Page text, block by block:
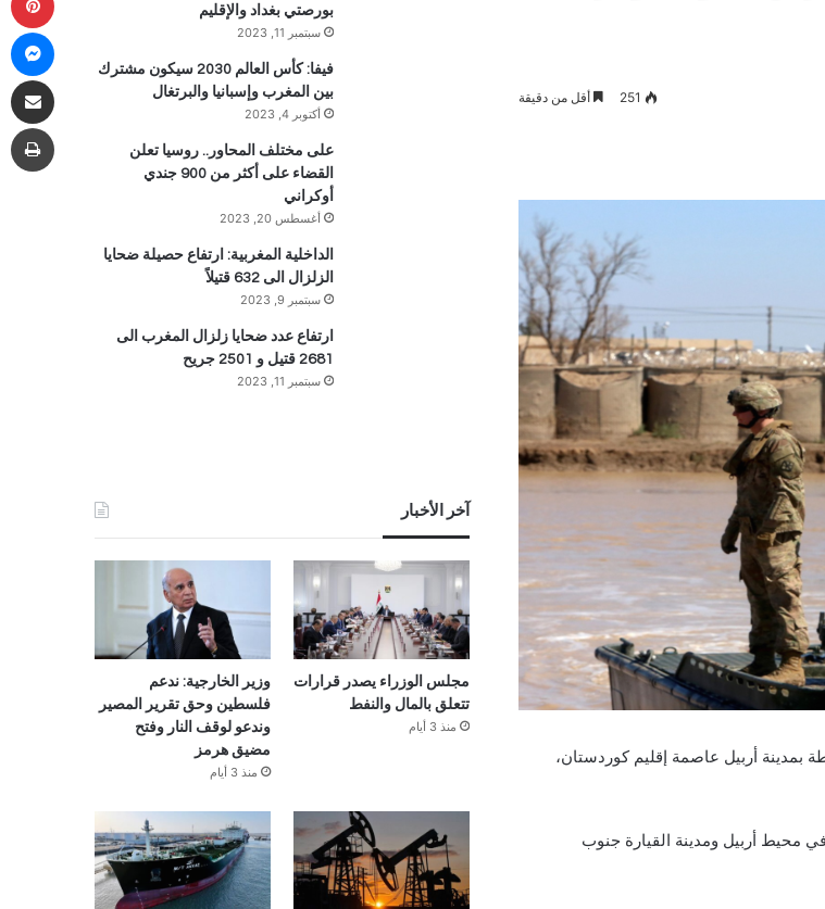
251 أقل من دقيقة
بمدينة أربيل عاصمة إقليم كوردستان،
محيط أربيل ومدينة القيارة جنوب
بورصتي بغداد والإقليم
سبتمبر 11, 2023
فيفا: كأس العالم 2030 سيكون مشترك
بين المغرب وإسبانيا والبرتغال
أكتوبر 4, 2023
على مختلف المحاور.. روسيا تعلن
القضاء على أكثر من 900 جندي
أوكراني
أغسطس 20, 2023
الداخلية المغربية: ارتفاع حصيلة ضحايا
الزلزال الى 632 قتيلاً
سبتمبر 9, 2023
ارتفاع عدد ضحايا زلزال المغرب الى
2681 قتيل و 2501 جريح
سبتمبر 11, 2023
آخر الأخبار
مجلس الوزراء يصدر قرارات
تتعلق بالمال والنفط
منذ 3 أيام
وزير الخارجية: ندعم
فلسطين وحق تقرير المصير
وندعو لوقف النار وفتح
مضيق هرمز
منذ 3 أيام